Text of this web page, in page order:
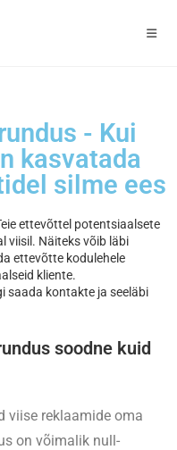
- Kui
kasvatada
silme ees
ettevõttel potentsiaalsete
viisil. Näiteks võib läbi
ettevõtte kodulehele
kliente.
saada kontakte ja seeläbi
soodne kuid
viise reklaamide oma
on võimalik null-